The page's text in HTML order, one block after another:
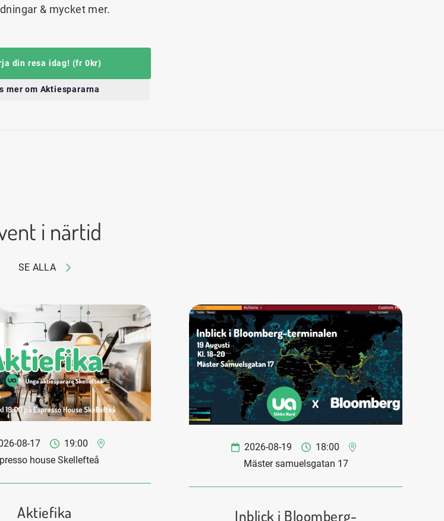
& mycket mer.
din resa idag! (fr 0kr)
mer om Aktiespararna
i närtid
SE ALLA
08-17
19:00
house Skellefteå
Aktiefika
2026-08-19
18:00
Mäster samuelsgatan 17
Inblick i Bloomberg-